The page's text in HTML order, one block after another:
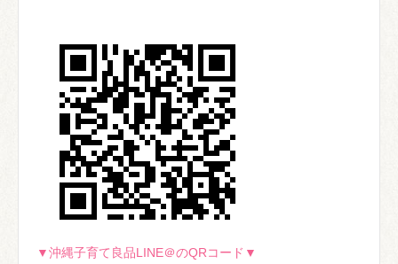
▼沖縄子育て良品LINE＠のQRコード▼